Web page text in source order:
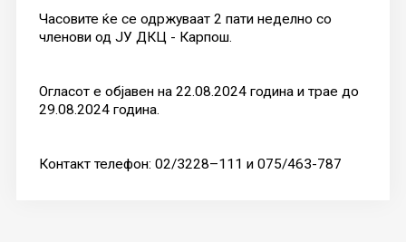
Часовите ќе се одржуваат 2 пати неделно со
членови од ЈУ ДКЦ - Карпош.
Огласот е објавен на 22.08.2024 година и трае до
29.08.2024 година.
Контакт телефон: 02/3228–111 и 075/463-787